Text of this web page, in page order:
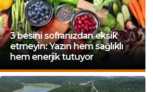
3 besini sofranızdan eksik
etmeyin: Yazın hem sağlıklı
hem enerjik tutuyor